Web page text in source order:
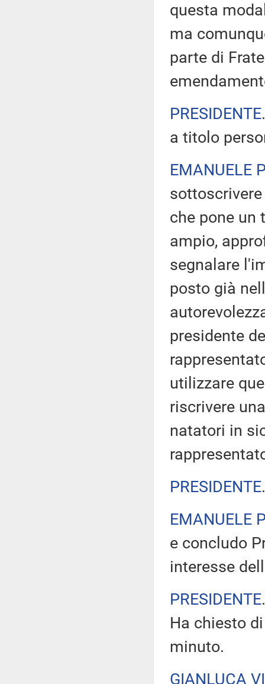
questa
ma
parte di
PRESIDENTE
a titolo
EMANUELE
che pone un
ampio,
segnalare
posto già
presidente
utilizzare
riscrivere
natatori in
PRESIDENTE
EMANUELE
e concludo
interesse
PRESIDENTE
Ha chiesto
minuto.
GIANLUCA